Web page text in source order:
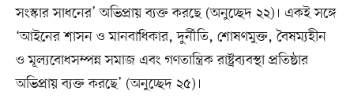
সংস্কার সাধনের’ অভিপ্রায় ব্যক্ত করছে (অনুচ্ছেদ ২২)। একই সঙ্গে
‘আইনের শাসন ও মানবাধিকার, দুর্নীতি, শোষণমুক্ত, বৈষম্যহীন
ও মূল্যবোধসম্পন্ন সমাজ এবং গণতান্ত্রিক রাষ্ট্রব্যবস্থা প্রতিষ্ঠার
অভিপ্রায় ব্যক্ত করছে’ (অনুচ্ছেদ ২৫)।